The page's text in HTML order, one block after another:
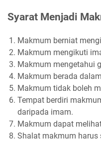
Syarat Menjadi
Makmum berniat
Makmum mengikuti
Makmum mengetahui
Makmum berada
Makmum tidak boleh
Tempat berdiri
daripada imam.
Makmum dapat
Shalat makmum harus